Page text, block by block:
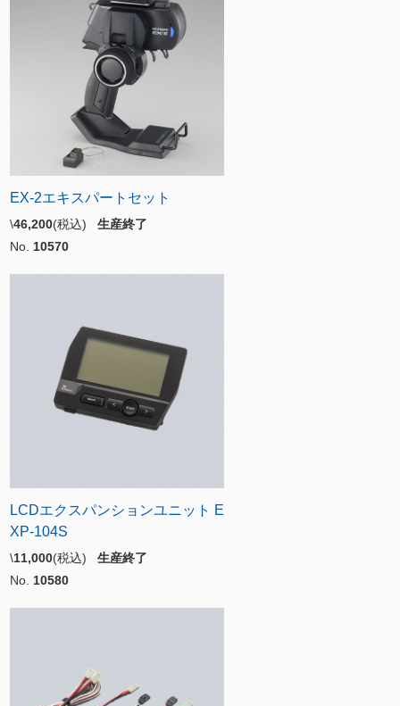
EX-2エキスパートセット
\46,200(税込) 生産終了
No. 10570
LCDエクスパンションユニット E
XP-104S
\11,000(税込) 生産終了
No. 10580